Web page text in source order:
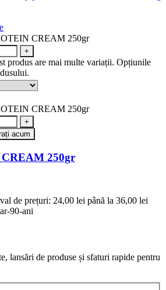
CREAM 250gr
produs are mai multe variații. Opțiunile
CREAM 250gr
acum
250gr
de prețuri: 24,00 lei până la 36,00 lei
lansări de produse și sfaturi rapide pentru